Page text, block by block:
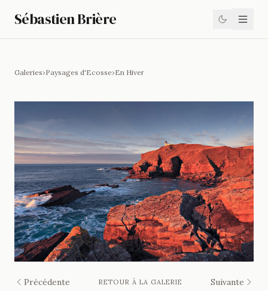
Sébastien Brière
Galeries›Paysages d'Ecosse›En Hiver
Précédente RETOUR À LA GALERIE Suivante